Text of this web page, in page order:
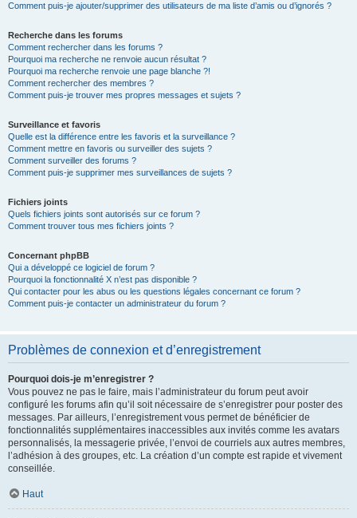
Comment puis-je ajouter/supprimer des utilisateurs de ma liste d’amis ou d’ignorés ?
Recherche dans les forums
Comment rechercher dans les forums ?
Pourquoi ma recherche ne renvoie aucun résultat ?
Pourquoi ma recherche renvoie une page blanche ?!
Comment rechercher des membres ?
Comment puis-je trouver mes propres messages et sujets ?
Surveillance et favoris
Quelle est la différence entre les favoris et la surveillance ?
Comment mettre en favoris ou surveiller des sujets ?
Comment surveiller des forums ?
Comment puis-je supprimer mes surveillances de sujets ?
Fichiers joints
Quels fichiers joints sont autorisés sur ce forum ?
Comment trouver tous mes fichiers joints ?
Concernant phpBB
Qui a développé ce logiciel de forum ?
Pourquoi la fonctionnalité X n’est pas disponible ?
Qui contacter pour les abus ou les questions légales concernant ce forum ?
Comment puis-je contacter un administrateur du forum ?
Problèmes de connexion et d’enregistrement
Pourquoi dois-je m’enregistrer ?
Vous pouvez ne pas le faire, mais l’administrateur du forum peut avoir
configuré les forums afin qu’il soit nécessaire de s’enregistrer pour poster des
messages. Par ailleurs, l’enregistrement vous permet de bénéficier de
fonctionnalités supplémentaires inaccessibles aux invités comme les avatars
personnalisés, la messagerie privée, l’envoi de courriels aux autres membres,
l’adhésion à des groupes, etc. La création d’un compte est rapide et vivement
conseillée.
Haut